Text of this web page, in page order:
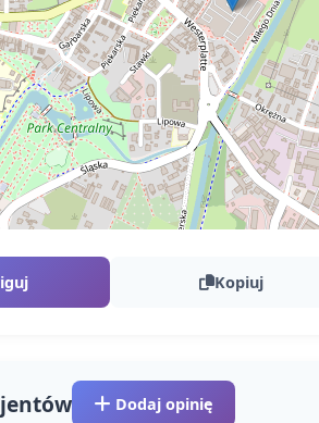
Kopiuj
Dodaj opinię